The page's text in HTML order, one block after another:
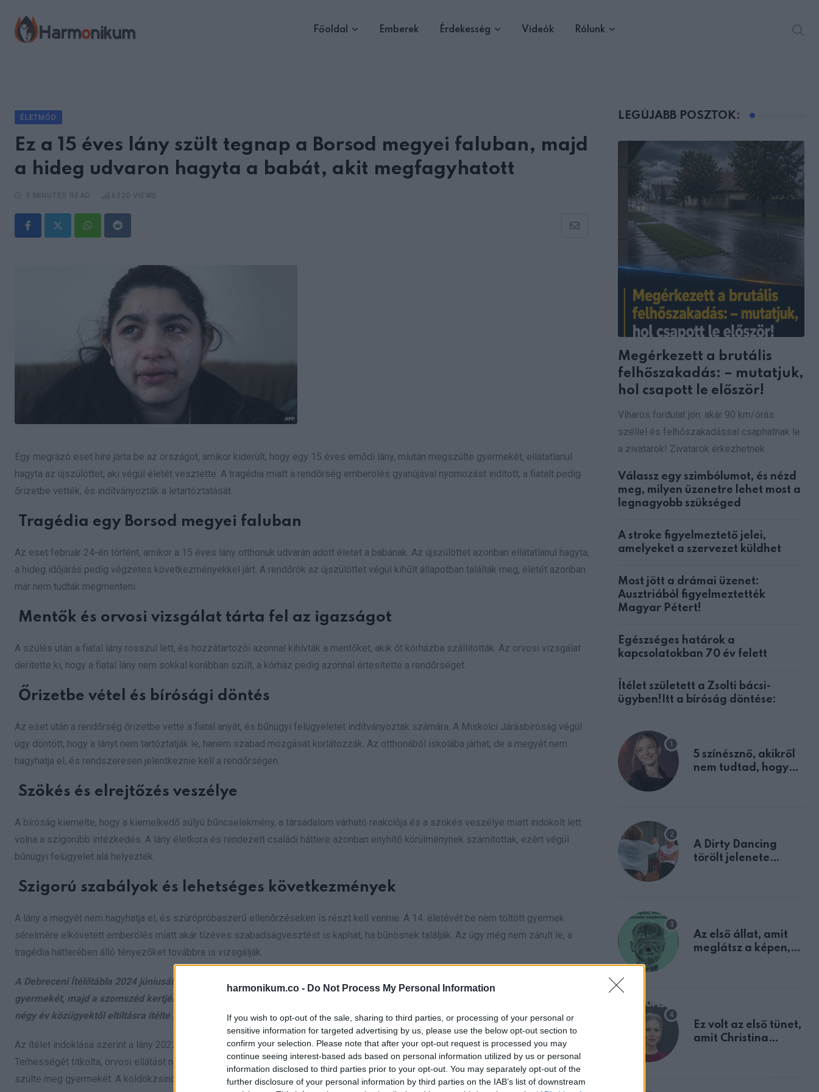
harmonikum.co - Do Not Process My Personal Information
If you wish to opt-out of the sale, sharing to third parties, or processing of your personal or
sensitive information for targeted advertising by us, please use the below opt-out section to
confirm your selection. Please note that after your opt-out request is processed you may
continue seeing interest-based ads based on personal information utilized by us or personal
information disclosed to third parties prior to your opt-out. You may separately opt-out of the
further disclosure of your personal information by third parties on the IAB’s list of downstream
content
Főoldal Emberek Érdekesség Videók Rólunk
ÉLETMÓD
Ez a 15 éves lány szült tegnap a Borsod megyei faluban, majd
a hideg udvaron hagyta a babát, akit megfagyhatott
WhatsappReddit
Share
Egy megrázó eset híre járta be az országot, amikor kiderült, hogy egy 15 éves emődi lány, miután megszülte gyermekét, ellátatlanul
hagyta az újszülöttet, aki végül életét vesztette. A tragédia miatt a rendőrség emberölés gyanújával nyomozást indított, a fiatalt pedig
őrizetbe vették, és indítványozták a letartóztatását.
Tragédia egy Borsod megyei faluban
Az eset február 24-én történt, amikor a 15 éves lány otthonuk udvarán adott életet a babának. Az újszülöttet azonban ellátatlanul hagyta,
a hideg időjárás pedig végzetes következményekkel járt. A rendőrök az újszülöttet végül kihűlt állapotban találták meg, életét azonban
már nem tudták megmenteni.
Mentők és orvosi vizsgálat tárta fel az igazságot
A szülés után a fiatal lány rosszul lett, és hozzátartozói azonnal kihívták a mentőket, akik őt kórházba szállították. Az orvosi vizsgálat
derítette ki, hogy a fiatal lány nem sokkal korábban szült, a kórház pedig azonnal értesítette a rendőrséget.
Őrizetbe vétel és bírósági döntés
Az eset után a rendőrség őrizetbe vette a fiatal anyát, és bűnügyi felügyeletet indítványoztak számára. A Miskolci Járásbíróság végül
úgy döntött, hogy a lányt nem tartóztatják le, hanem szabad mozgását korlátozzák. Az otthonából iskolába járhat, de a megyét nem
hagyhatja el, és rendszeresen jelentkeznie kell a rendőrségen.
Szökés és elrejtőzés veszélye
A bíróság kiemelte, hogy a kiemelkedő súlyú bűncselekmény, a társadalom várható reakciója és a szökés veszélye miatt indokolt lett
volna a szigorúbb intézkedés. A lány életkora és rendezett családi háttere azonban enyhítő körülménynek számítottak, ezért végül
bűnügyi felügyelet alá helyezték.
Szigorú szabályok és lehetséges következmények
A lány a megyét nem hagyhatja el, és szúrópróbaszerű ellenőrzéseken is részt kell vennie. A 14. életévét be nem töltött gyermek
sérelmére elkövetett emberölés miatt akár tízéves szabadságvesztést is kaphat, ha bűnösnek találják. Az ügy még nem zárult le, a
tragédia hátterében álló tényezőket továbbra is vizsgálják.
A Debreceni Ítélőtábla 2024 júniusában jogerős ítéletet hozott a 15 éves emődi lány ügyében, aki 2023 februárjában megszülte
gyermekét, majd a szomszéd kertjébe dobta. A bíróság négy év fiatalkorúak börtönében letöltendő szabadságvesztésre, valamint
négy év közügyektől eltiltásra ítélte a vádlottat.
Az ítélet indoklása szerint a lány 2022 márciusában egy közösségi oldalon ismerkedett meg egy 20 éves férfival, akitől teherbe esett.
Terhességét titkolta, orvosi ellátást nem vett igénybe. A tragikus esemény 2023 februájában történt, amikor a lány a saját udvarán
szülte meg gyermekét. A köldökzsinór elvágása után WC-papírt tömött az újszülött szájába, majd a babát átdobta a szomszéd kertjébe.
LEGÚJABB POSZTOK:
Megérkezett a brutális
felhőszakadás: – mutatjuk,
hol csapott le először!
Viharos fordulat jön: akár 90 km/órás
széllel és felhőszakadással csaphatnak le
a zivatarok! Zivatarok érkezhetnek
Válassz egy szimbólumot, és nézd
meg, milyen üzenetre lehet most a
legnagyobb szükséged
A stroke figyelmeztető jelei,
amelyeket a szervezet küldhet
Most jött a drámai üzenet:
Ausztriából figyelmeztették
Magyar Pétert!
Egészséges határok a
kapcsolatokban 70 év felett
Ítélet született a Zsolti bácsi-
ügyben!Itt a bíróság döntése:
5 színésznő, akikről
nem tudtad, hogy
A Dirty Dancing
törölt jelenete
Az első állat, amit
meglátsz a képen,
Ez volt az első tünet,
amit Christina